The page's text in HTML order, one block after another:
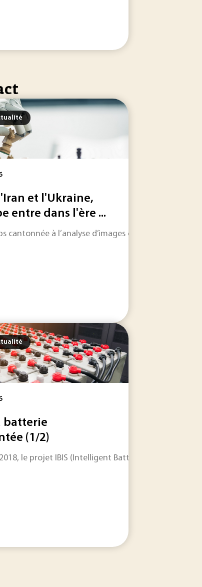
des émissions. Son intérêt dépend toutefois
contenus et l’analyse de données, mais son
et l'Ukraine,
entre dans l'ère ...
cantonnée à l’analyse d’images ou à l’aide à la
bibliothèque biologique encore largement
qui feront l'actualité industrielle dans
batterie
(1/2)
le projet IBIS (Intelligent Battery Integrated